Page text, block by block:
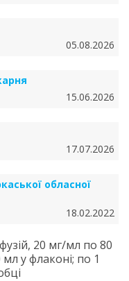
05.08.2026
15.06.2026
17.07.2026
обласної
18.02.2022
20 мг/мл по 80
у флаконі; по 1